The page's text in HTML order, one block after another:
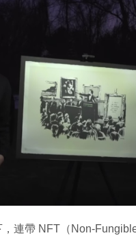
連帶 NFT（Non-Fungible